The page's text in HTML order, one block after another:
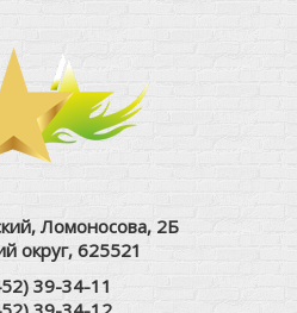
Ломоносова, 2Б
округ, 625521
39-34-11